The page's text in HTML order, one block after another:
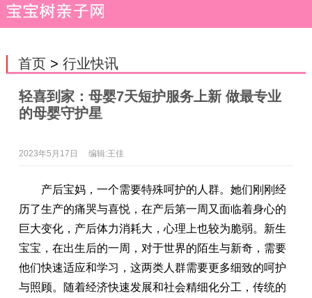
首页> 行业快讯
轻喜到家：母婴7天短护服务上新 做最专业
的母婴守护星
2023年5月17日 编辑:王佳
产后宝妈，一个需要特殊呵护的人群。她们刚刚经
历了生产的痛哭与喜悦，在产后第一周又面临着身心的
巨大变化，产后体力消耗大，心理上也较为脆弱。新生
宝宝，在出生后的一周，对于世界的陌生与新奇，需要
他们快速适应和学习，这两类人群需要更多细致的呵护
与照顾。随着经济快速发展和社会精细化分工，传统的